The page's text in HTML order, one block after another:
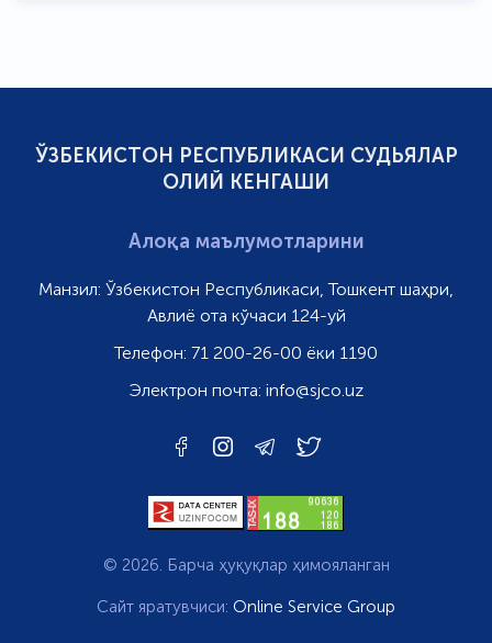
ЎЗБЕКИСТОН РЕСПУБЛИКАСИ СУДЬЯЛАР
ОЛИЙ КЕНГАШИ
Алоқа маълумотларини
Манзил: Ўзбекистон Республикаси, Тошкент шаҳри,
Авлиё ота кўчаси 124-уй
Телефон: 71 200-26-00 ёки 1190
Электрон почта: info@sjco.uz
© 2026. Барча ҳуқуқлар ҳимояланган
Сайт яратувчиси: Online Service Group